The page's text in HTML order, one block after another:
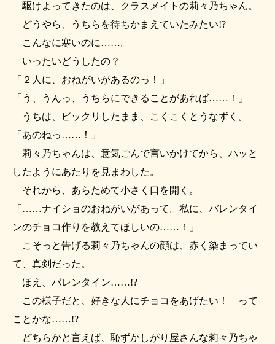
駆けよってきたのは、クラスメイトの莉々乃ちゃん。
どうやら、うちらを待ちかまえていたみたい!?
こんなに寒いのに……。
いったいどうしたの？
「２人に、おねがいがあるのっ！」
「う、うんっ、うちらにできることがあれば……！」
うちは、ビックリしたまま、こくこくとうなずく。
「あのねっ……！」
莉々乃ちゃんは、意気ごんで言いかけてから、ハッと
したようにあたりを見まわした。
それから、あらためて小さく口を開く。
「……ナイショのおねがいがあって。私に、バレンタイ
ンのチョコ作りを教えてほしいの……！」
こそっと告げる莉々乃ちゃんの顔は、赤く染まってい
て、真剣だった。
ほえ、バレンタイン……!?
この様子だと、好きな人にチョコをあげたい！ って
ことかな……!?
どちらかと言えば、恥ずかしがり屋さんな莉々乃ちゃ